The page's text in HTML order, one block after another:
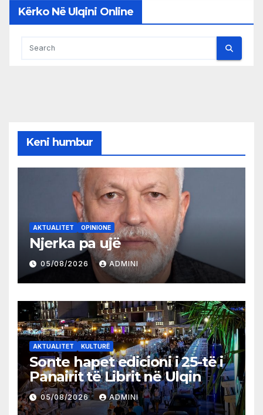
Kërko Në Ulqini Online
Keni humbur
AKTUALITET OPINIONE
Njerka pa ujë
05/08/2026 ADMINI
AKTUALITET KULTURË
Sonte hapet edicioni i 25-të i
Panairit të Librit në Ulqin
05/08/2026 ADMINI